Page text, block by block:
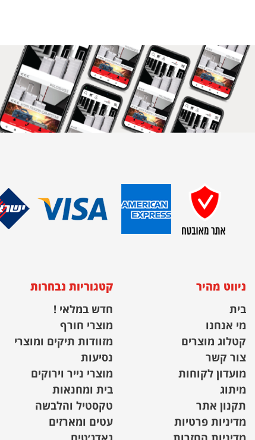
ניווט מהיר
בית
מי אנחנו
קטלוג מוצרים
צור קשר
מועדון לקוחות
מיתוג
תקנון אתר
מדיניות פרטיות
קטגוריות נבחרות
חדש במלאי !
מוצרי חורף
מזוודות תיקים ומוצרי
נסיעות
מוצרי נייר וירוקים
בית ומחנאות
טקסטיל והלבשה
עטים ומארזים